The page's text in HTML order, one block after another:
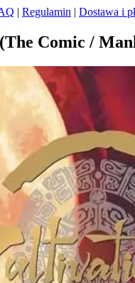
| Regulamin | Dostawa i
Comic /